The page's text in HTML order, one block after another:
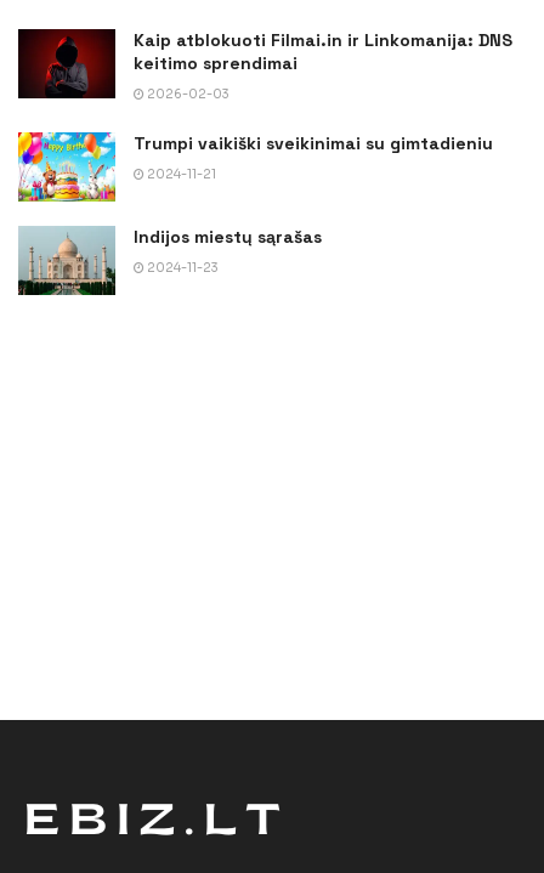
Kaip atblokuoti Filmai.in ir Linkomanija: DNS
keitimo sprendimai
2026-02-03
Trumpi vaikiški sveikinimai su gimtadieniu
2024-11-21
Indijos miestų sąrašas
2024-11-23